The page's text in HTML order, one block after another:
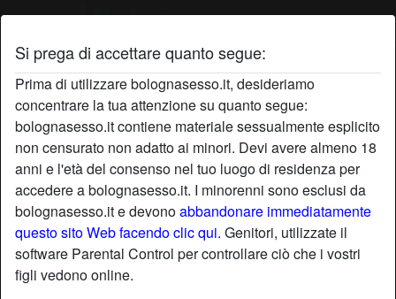
Si prega di accettare quanto segue:
Prima di utilizzare bolognasesso.it, desideriamo
concentrare la tua attenzione su quanto segue:
bolognasesso.it contiene materiale sessualmente esplicito
non censurato non adatto ai minori. Devi avere almeno 18
anni e l'età del consenso nel tuo luogo di residenza per
accedere a bolognasesso.it. I minorenni sono esclusi da
bolognasesso.it e devonoabbandonare immediatamente
questo sito Web facendo clic qui. Genitori, utilizzate il
software Parental Control per controllare ciò che i vostri
figli vedono online.
Profilo di PuledraImpazzita